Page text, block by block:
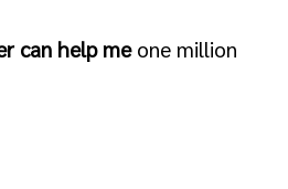
can help meone million